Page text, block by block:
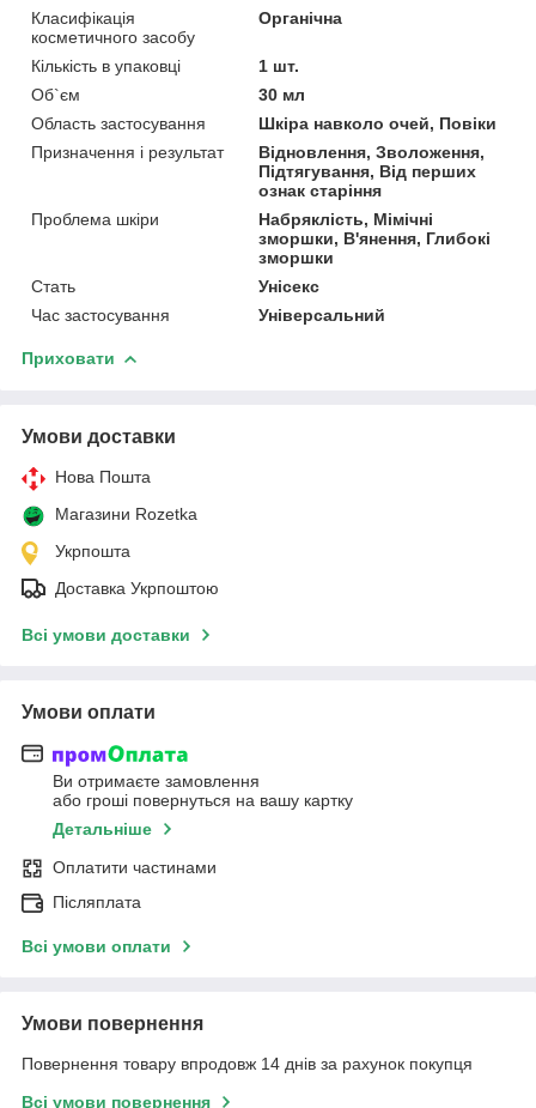
Класифікація
косметичного засобу
Органічна
Кількість в упаковці
1 шт.
Об`єм
30 мл
Область застосування
Шкіра навколо очей, Повіки
Призначення і результат
Відновлення, Зволоження,
Підтягування, Від перших
ознак старіння
Проблема шкіри
Набряклість, Мімічні
зморшки, В'янення, Глибокі
зморшки
Стать
Унісекс
Час застосування
Універсальний
Приховати
Умови доставки
Нова Пошта
Магазини Rozetka
Укрпошта
Доставка Укрпоштою
Всі умови доставки
Умови оплати
Ви отримаєте замовлення
або гроші повернуться на вашу картку
Детальніше
Оплатити частинами
Післяплата
Всі умови оплати
Умови повернення
Повернення товару впродовж 14 днів за рахунок покупця
Всі умови повернення